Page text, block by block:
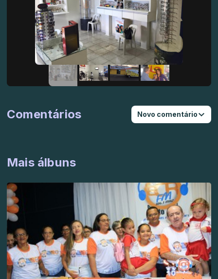
Mais álbuns
Comentários Novo comentário